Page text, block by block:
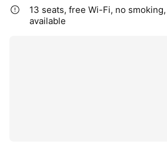
13 seats, free Wi-Fi, no
available